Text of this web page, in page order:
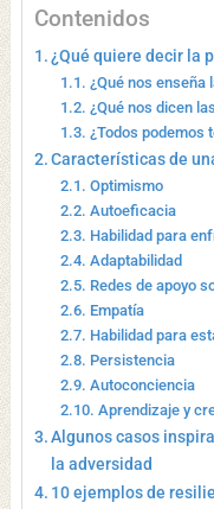
Contenidos
¿Qué quiere decir la
¿Qué nos enseña
¿Qué nos dicen
¿Todos podemos
Características de
Optimismo
Autoeficacia
Habilidad para
Adaptabilidad
Redes de apoyo
Empatía
Habilidad para
Persistencia
Autoconciencia
Aprendizaje y
Algunos casos
la adversidad
10 ejemplos de